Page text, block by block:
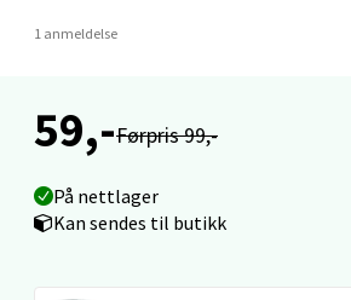
1 anmeldelse
59,-Førpris 99,-
På nettlager
Kan sendes til butikk
Torget 1, 6413 Molde
Åpent i dag 10-20
0 i butikk